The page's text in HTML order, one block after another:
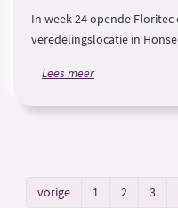
In week 24 opende
veredelingslocatie in
Lees meer
vorige 1 2 3